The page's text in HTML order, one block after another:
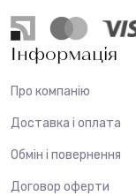
Інформація
Про компанію
Доставка і оплата
Обмін і повернення
Договор оферти